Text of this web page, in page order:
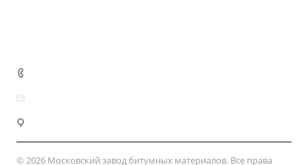
© 2026 Московский завод битумных материалов. Все права